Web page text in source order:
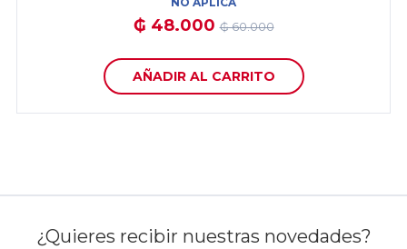
₲ 48.000₲ 60.000
AÑADIR AL CARRITO
¿Quieres recibir nuestras novedades?